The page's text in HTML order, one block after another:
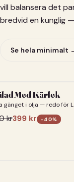
vill balansera det
bredvid en kunglig
Se hela minimalt
Med Kärlek
gänget i olja — redo för
kr399 kr -40%